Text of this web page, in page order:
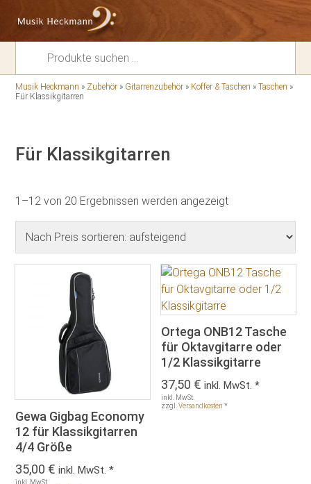
Musik Heckmann » Zubehör » Gitarrenzubehör » Koffer & Taschen »Taschen »
Für Klassikgitarren
Für Klassikgitarren
1–12 von 20 Ergebnissen werden angezeigtNach
aufsteigend
Gewa Gigbag Economy
12 für Klassikgitarren
4/4 Größe
35,00 € inkl. MwSt. *
inkl. MwSt.
Ortega ONB12 Tasche
für Oktavgitarre oder
1/2 Klassikgitarre
37,50 € inkl. MwSt. *
inkl. MwSt.
zzgl.Versandkosten *